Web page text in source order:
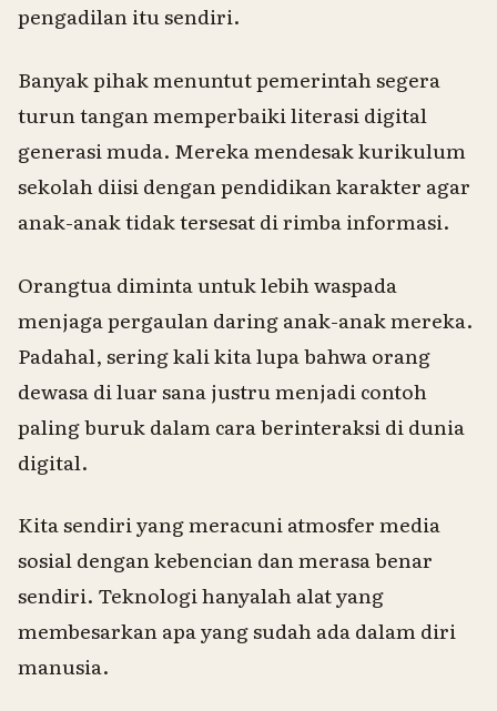
pengadilan itu sendiri.
Banyak pihak menuntut pemerintah segera
turun tangan memperbaiki literasi digital
generasi muda. Mereka mendesak kurikulum
sekolah diisi dengan pendidikan karakter agar
anak-anak tidak tersesat di rimba informasi.
Orangtua diminta untuk lebih waspada
menjaga pergaulan daring anak-anak mereka.
Padahal, sering kali kita lupa bahwa orang
dewasa di luar sana justru menjadi contoh
paling buruk dalam cara berinteraksi di dunia
digital.
Kita sendiri yang meracuni atmosfer media
sosial dengan kebencian dan merasa benar
sendiri. Teknologi hanyalah alat yang
membesarkan apa yang sudah ada dalam diri
manusia.